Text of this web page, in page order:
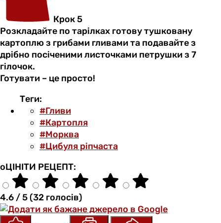
Крок 5
Розкладайте по тарілках готову тушковану
картоплю з грибами гливами та подавайте з
дрібно посіченими листочками петрушки з 7
гілочок.
Готувати – це просто!
Теги:
#Гливи
#Картопля
#Морква
#Цибуля ріпчаста
оЦІНІТИ РЕЦЕПТ:
4.6 / 5 (32 голосів)